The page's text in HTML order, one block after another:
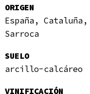
ORIGEN
España, Cataluña,
Sarroca
SUELO
arcillo-calcáreo
VINIFICACIÓN